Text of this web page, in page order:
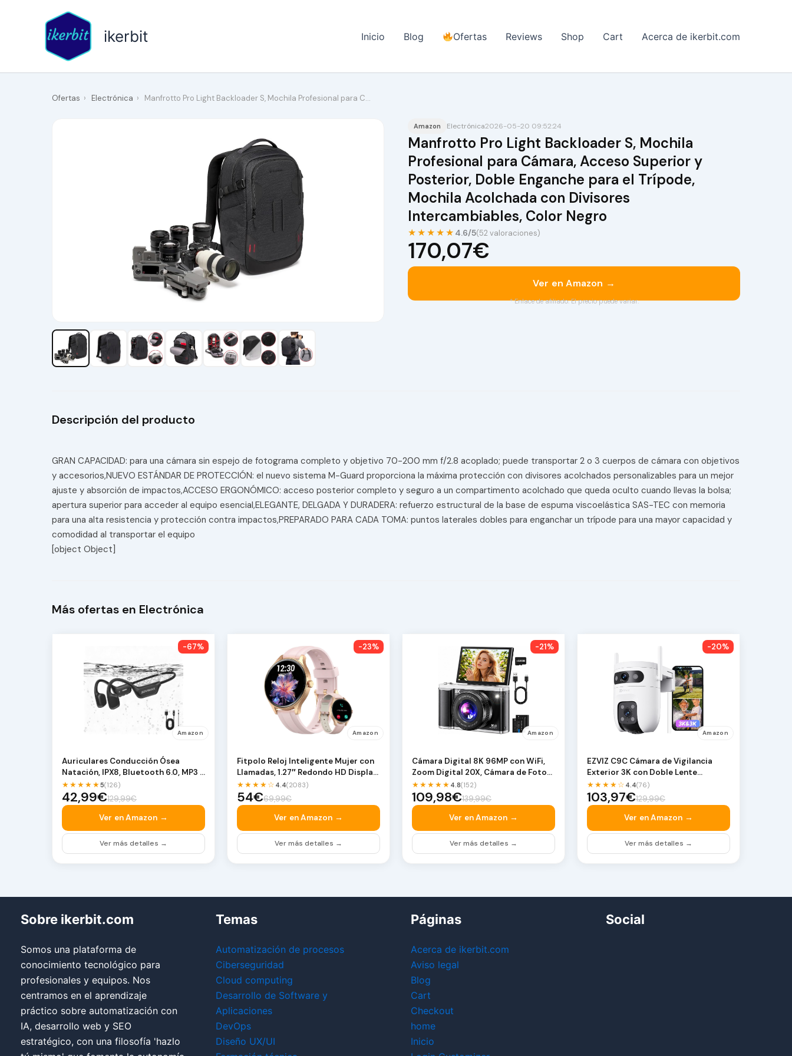
ikerbit Inicio Blog Ofertas Reviews Shop Cart Acerca de ikerbit.com
Ofertas › Electrónica › Manfrotto Pro Light Backloader S, Mochila Profesional para C…
Amazon Electrónica2026-05-20 09:52:24
Manfrotto Pro Light Backloader S, Mochila
Profesional para Cámara, Acceso Superior y
Posterior, Doble Enganche para el Trípode,
Mochila Acolchada con Divisores
Intercambiables, Color Negro
★★★★★ 4.6/5(52 valoraciones)
170,07€
Ver en Amazon →
* Enlace de afiliado. El precio puede variar.
Descripción del producto
GRAN CAPACIDAD: para una cámara sin espejo de fotograma completo y objetivo 70-200 mm f/2.8 acoplado; puede transportar 2 o 3 cuerpos de cámara con objetivos
y accesorios,NUEVO ESTÁNDAR DE PROTECCIÓN: el nuevo sistema M-Guard proporciona la máxima protección con divisores acolchados personalizables para un mejor
ajuste y absorción de impactos,ACCESO ERGONÓMICO: acceso posterior completo y seguro a un compartimento acolchado que queda oculto cuando llevas la bolsa;
apertura superior para acceder al equipo esencial,ELEGANTE, DELGADA Y DURADERA: refuerzo estructural de la base de espuma viscoelástica SAS-TEC con memoria
para una alta resistencia y protección contra impactos,PREPARADO PARA CADA TOMA: puntos laterales dobles para enganchar un trípode para una mayor capacidad y
comodidad al transportar el equipo
[object Object]
Más ofertas en Electrónica
-67%
Amazon
Auriculares Conducción Ósea
Natación, IPX8, Bluetooth 6.0, MP3 8
GB | Open-Ear …
★★★★★5(126)
42,99€129,99€
Ver en Amazon →
Ver más detalles →
-23%
Amazon
Fitpolo Reloj Inteligente Mujer con
Llamadas, 1.27″ Redondo HD Display
Sm…
★★★★☆ 4.4(2083)
54€69,99€
Ver en Amazon →
Ver más detalles →
-21%
Amazon
Cámara Digital 8K 96MP con WiFi,
Zoom Digital 20X, Cámara de Fotos
con Enfoque …
★★★★★ 4.8(152)
109,98€139,99€
Ver en Amazon →
Ver más detalles →
-20%
Amazon
EZVIZ C9C Cámara de Vigilancia
Exterior 3K con Doble Lente
(5MP+5MP), Cobertura…
★★★★☆ 4.4(76)
103,97€129,99€
Ver en Amazon →
Ver más detalles →
Sobre ikerbit.com
Somos una plataforma de
conocimiento tecnológico para
profesionales y equipos. Nos
centramos en el aprendizaje
práctico sobre automatización con
IA, desarrollo web y SEO
estratégico, con una filosofía 'hazlo
Temas
Automatización de procesos
Ciberseguridad
Cloud computing
Desarrollo de Software y
Aplicaciones
DevOps
Diseño UX/UI
Páginas
Acerca de ikerbit.com
Aviso legal
Blog
Cart
Checkout
home
Inicio
Social